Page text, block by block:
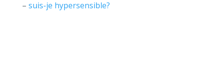
– suis-je hypersensible?